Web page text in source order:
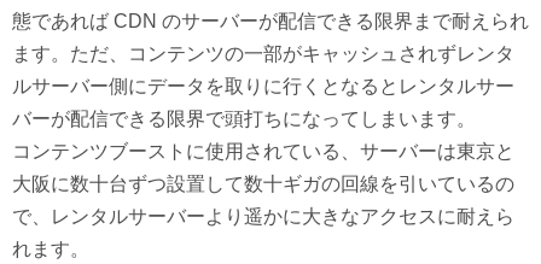
態であれば CDN のサーバーが配信できる限界まで耐えられ
ます。ただ、コンテンツの一部がキャッシュされずレンタ
ルサーバー側にデータを取りに行くとなるとレンタルサー
バーが配信できる限界で頭打ちになってしまいます。
コンテンツブーストに使用されている、サーバーは東京と
大阪に数十台ずつ設置して数十ギガの回線を引いているの
で、レンタルサーバーより遥かに大きなアクセスに耐えら
れます。